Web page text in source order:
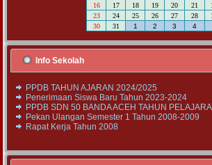
16
17 18 19 20 21
23
24 25 26 27 28
30
31 1 2 3 4
Info Sekolah
PPDB TAHUN AJARAN 2024/2025
Penerimaan Siswa Baru Tahun 2023-2024
PPDB SDN 50 BANDA ACEH TAHUN
Pekan Ulangan Semester 1 Tahun 2008-2009
Rapat Kerja Tahun 2008